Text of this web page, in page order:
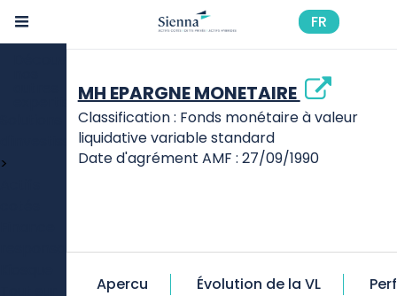
au
principal
FR
Mon
profil :
expertises
d'investissement
>
responsable
Mh epargne monetaire
MH EPARGNE MONETAIRE
Classification : Fonds monétaire à valeur
liquidative variable standard
Date d'agrément AMF : 27/09/1990
Apercu Évolution de la VL